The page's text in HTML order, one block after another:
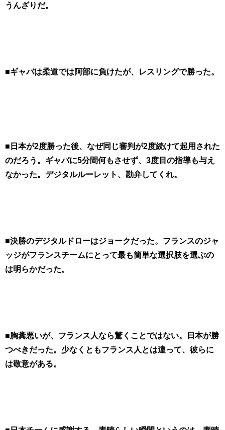
うんざりだ。
■ギャバは柔道では阿部に負けたが、レスリングで勝った。
■日本が2度勝った後、なぜ同じ審判が2度続けて起用された
のだろう。ギャバに5分間何もさせず、3度目の指導も与え
なかった。デジタルルーレット、勘弁してくれ。
■決勝のデジタルドローはジョークだった。フランスのジャ
ッジがフランスチームにとって最も簡単な選択肢を選ぶの
は明らかだった。
■胸糞悪いが、フランス人なら驚くことではない。日本が勝
つべきだった。少なくともフランス人とは違って、彼らに
は敬意がある。